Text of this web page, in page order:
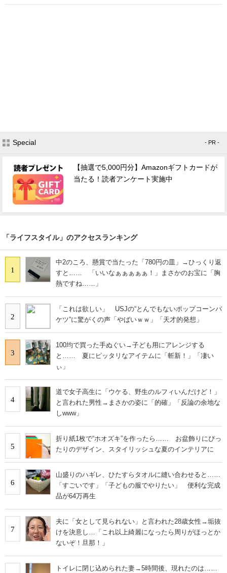
Special - PR -
【抽選で5,000円分】Amazonギフトカードが
当たる！読者アンケート実施中
「ライフスタイル」のアクセスランキング
1
中2のころ、懸賞で当たった「780円の皿」→ひっくり返
すと…… 「いいなぁぁぁぁぁ！」まさかのお宝に「胸
熱ですね……」
2
「これは欲しい」 USJの“とんでもないポップコーンバ
ケツ”に驚がくの声「やばいｗｗ」「天才的発想」
3
100均で買った手ぬぐい→子ども用にアレンジする
と…… 夏にピッタリなアイテムに「斬新！」「凄い
ぃ」
4
道で女子高生に「ウケる、野生のルフィいんだけど！」
と言われた男性→まさかの姿に「的確」「反論の余地な
しwww」
5
折り紙1枚で“ホオズキ”を作ったら…… お盆飾りにぴっ
たりのデザイン、スタイリッシュな夏のインテリアに
6
山盛りのハギレ、ひたすらタオルに縫い合わせると……
「すごいです」「子どもの服でやりたい」 便利な完成
品が64万再生
7
夫に「女として見られない」と言われた28歳女性→垢抜
けを決意し…「これ以上綺麗になったら周りがほっとか
ないぞ！旦那！」
トイレに閉じ込められた妻→5時間後、現れたのは……